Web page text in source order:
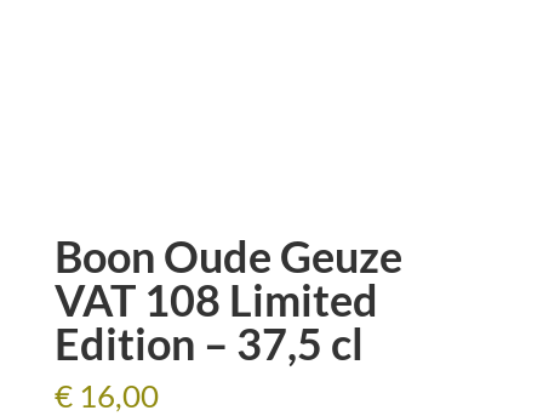
Boon Oude Geuze
VAT 108 Limited
Edition – 37,5 cl
€16,00